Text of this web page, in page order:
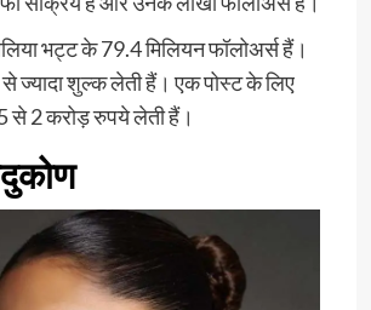
भट्ट के 79.4 मिलियन फॉलोअर्स हैं।
ज्यादा शुल्क लेती हैं। एक पोस्ट के लिए
से 2 करोड़ रुपये लेती हैं।